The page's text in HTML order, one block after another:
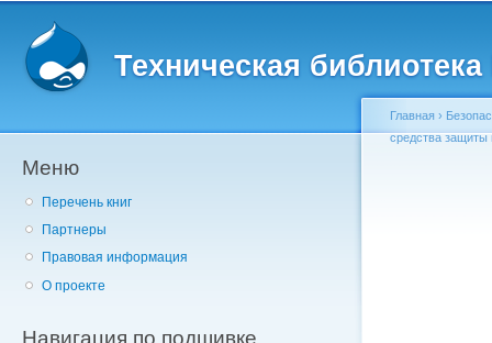
Техническая
Меню
Перечень книг
Партнеры
Правовая информация
О проекте
Навигация по подшивке
Главная ›
средства